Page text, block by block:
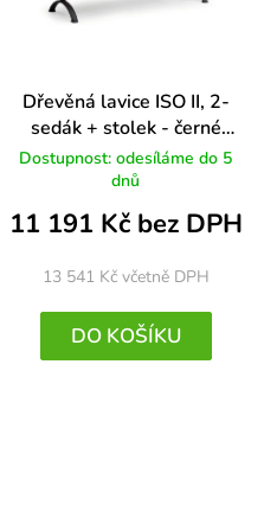
Dřevěná lavice ISO II, 2-
sedák + stolek - černé
nohy, buk
Dostupnost: odesíláme do 5
dnů
11 191 Kč bez DPH
13 541 Kč včetně DPH
DO KOŠÍKU